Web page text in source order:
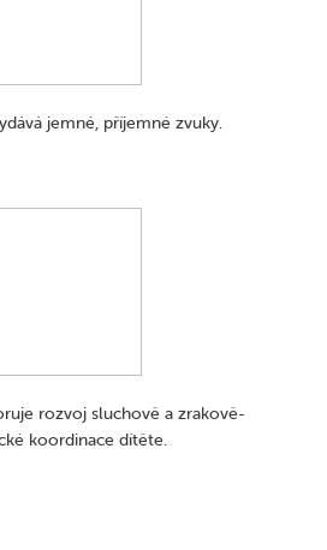
jemné, příjemné zvuky.
rozvoj sluchově a zrakově-
koordinace dítěte.